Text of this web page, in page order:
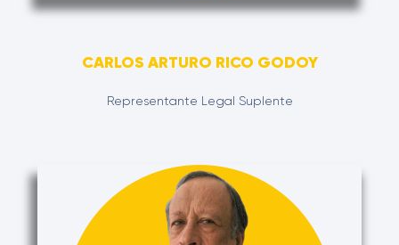
CARLOS ARTURO RICO GODOY
Representante Legal Suplente